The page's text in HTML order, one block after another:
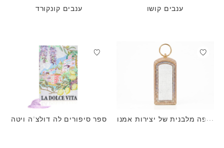
ענבים קושו ענבים קונקורד
כיפה מלבנית של יצירות אמנו
ספר סיפורים לה דולצ'ה ויטה